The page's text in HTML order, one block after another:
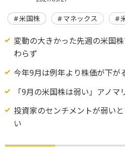
米国株 マネックス
変動の大きかった先週の米国
わらず
今年9月は例年より株価が下が
「9月の米国株は弱い」アノマ
投資家のセンチメントが弱い
い